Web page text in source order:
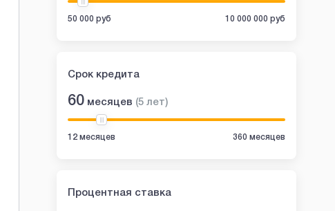
50 000 руб 10 000 000 руб
Срок кредита
60 месяцев (5 лет)
12 месяцев 360 месяцев
Процентная ставка